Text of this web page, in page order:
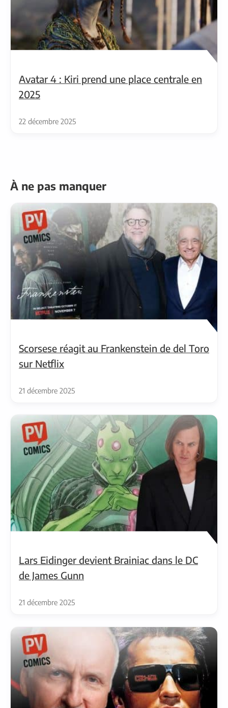
Avatar 4 : Kiri prend une place centrale en
2025
22 décembre 2025
À ne pas manquer
Scorsese réagit au Frankenstein de del Toro
sur Netflix
21 décembre 2025
Lars Eidinger devient Brainiac dans le DC
de James Gunn
21 décembre 2025